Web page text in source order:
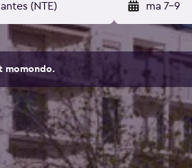
ma 7-9
momondo.